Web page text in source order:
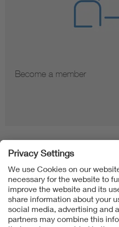
Become a member
Folgen Sie uns